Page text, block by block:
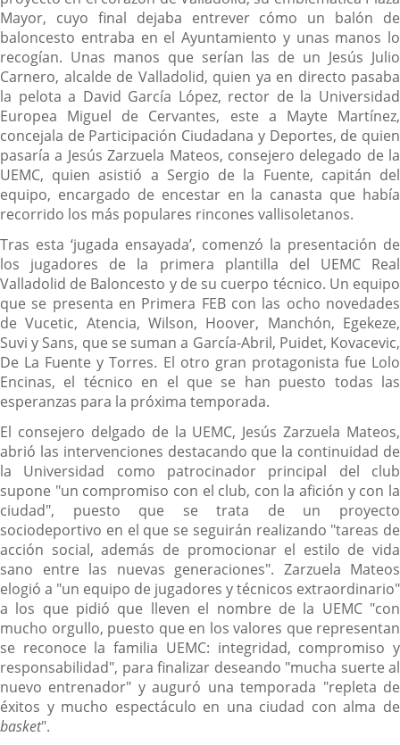
Mayor, cuyo final dejaba entrever cómo un balón de
baloncesto entraba en el Ayuntamiento y unas manos lo
recogían. Unas manos que serían las de un Jesús Julio
Carnero, alcalde de Valladolid, quien ya en directo pasaba
la pelota a David García López, rector de la Universidad
Europea Miguel de Cervantes, este a Mayte Martínez,
concejala de Participación Ciudadana y Deportes, de quien
pasaría a Jesús Zarzuela Mateos, consejero delegado de la
UEMC, quien asistió a Sergio de la Fuente, capitán del
equipo, encargado de encestar en la canasta que había
recorrido los más populares rincones vallisoletanos.
Tras esta ‘jugada ensayada’, comenzó la presentación de
los jugadores de la primera plantilla del UEMC Real
Valladolid de Baloncesto y de su cuerpo técnico. Un equipo
que se presenta en Primera FEB con las ocho novedades
de Vucetic, Atencia, Wilson, Hoover, Manchón, Egekeze,
Suvi y Sans, que se suman a García-Abril, Puidet, Kovacevic,
De La Fuente y Torres. El otro gran protagonista fue Lolo
Encinas, el técnico en el que se han puesto todas las
esperanzas para la próxima temporada.
El consejero delgado de la UEMC, Jesús Zarzuela Mateos,
abrió las intervenciones destacando que la continuidad de
la Universidad como patrocinador principal del club
supone "un compromiso con el club, con la afición y con la
ciudad", puesto que se trata de un proyecto
sociodeportivo en el que se seguirán realizando "tareas de
acción social, además de promocionar el estilo de vida
sano entre las nuevas generaciones". Zarzuela Mateos
elogió a "un equipo de jugadores y técnicos extraordinario"
a los que pidió que lleven el nombre de la UEMC "con
mucho orgullo, puesto que en los valores que representan
se reconoce la familia UEMC: integridad, compromiso y
responsabilidad", para finalizar deseando "mucha suerte al
nuevo entrenador" y auguró una temporada "repleta de
éxitos y mucho espectáculo en una ciudad con alma de
basket".